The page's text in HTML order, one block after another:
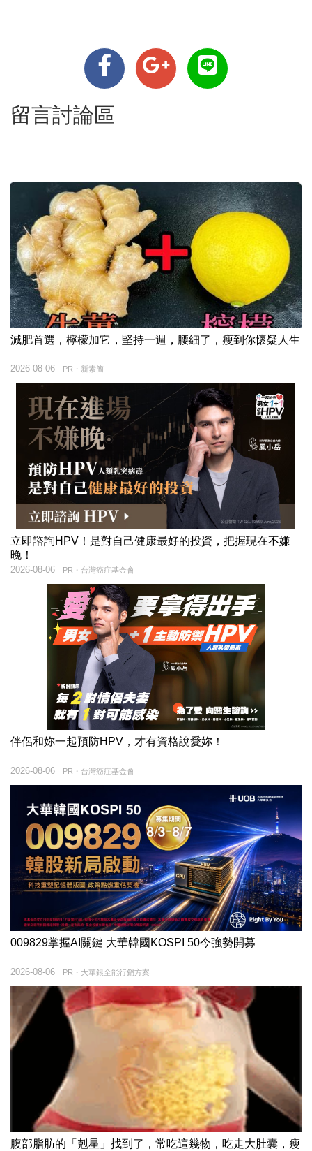
留言討論區
減肥首選，檸檬加它，堅持一週，腰細了，瘦到你懷疑人生
PR・新素簡
2026-08-06
立即諮詢HPV！是對自己健康最好的投資，把握現在不嫌
晚！
PR・台灣癌症基金會
2026-08-06
伴侶和妳一起預防HPV，才有資格說愛妳！
PR・台灣癌症基金會
2026-08-06
009829掌握AI關鍵 大華韓國KOSPI 50今強勢開募
PR・大華銀全能行銷方案
2026-08-06
腹部脂肪的「剋星」找到了，常吃這幾物，吃走大肚囊，瘦